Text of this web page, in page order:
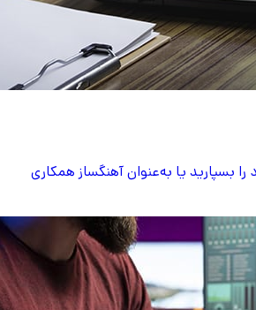
بسپارید یا به‌عنوان آهنگساز همکاری